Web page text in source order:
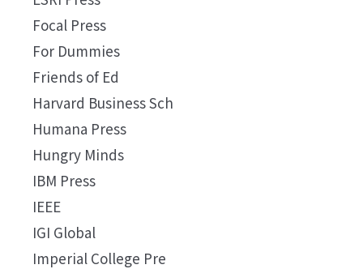
Focal Press
For Dummies
Friends of Ed
Harvard Business Sch
Humana Press
Hungry Minds
IBM Press
IEEE
IGI Global
Imperial College Pre